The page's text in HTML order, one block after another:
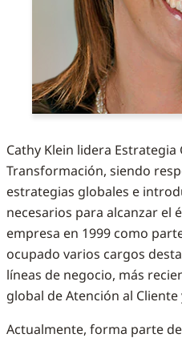
Cathy Klein lidera Estrategia
Transformación, siendo
estrategias globales e
necesarios para alcanzar el
empresa en 1999 como
ocupado varios cargos
líneas de negocio, más
global de Atención al Cliente
Actualmente, forma parte